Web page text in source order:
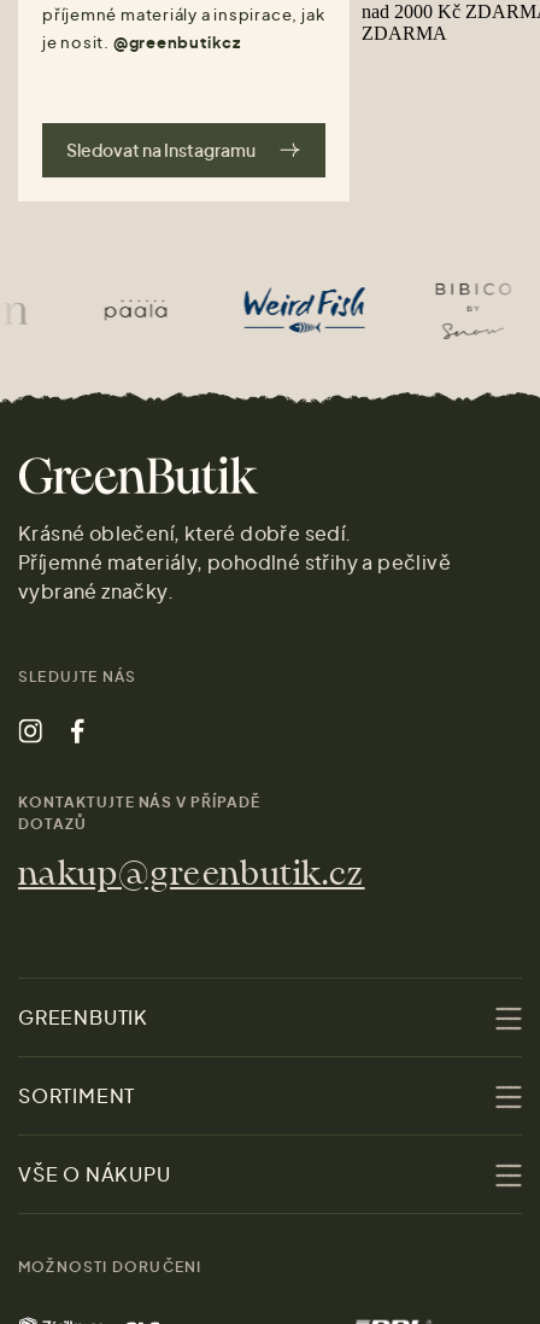
příjemné materiály a inspirace, jak
je nosit. @greenbutikcz
Sledovat na Instagramu
Krásné oblečení, které dobře sedí.
Příjemné materiály, pohodlné střihy a pečlivě
vybrané značky.
SLEDUJTE NÁS
KONTAKTUJTE NÁS V PŘÍPADĚ
DOTAZŮ
nakup@greenbutik.cz
GREENBUTIK
Udržitelnost
Obchody
Kontakt
SORTIMENT
Slevy
Ženy
Muži
VŠE O NÁKUPU
MOŽNOSTI DORUČENI